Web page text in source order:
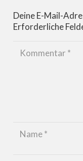
Deine E-Mail-
Erforderliche